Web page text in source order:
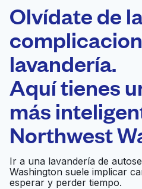
Laundryheap.com
Programa
0 min
Recojo y entrega
casa
Laundromat
Olvídate de
lavandería.
Aquí tienes
más
Northwest
Ir a una lavandería de
Washington suele implicar
esperar y perder tiempo.